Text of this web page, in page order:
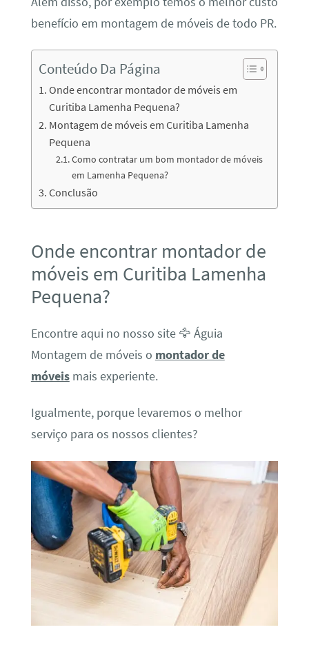
benefício em montagem de móveis de todo PR.
Conteúdo Da Página
Onde encontrar montador de móveis em
Curitiba Lamenha Pequena?
Montagem de móveis em Curitiba Lamenha
Pequena
Como contratar um bom montador de móveis
em Lamenha Pequena?
Conclusão
Onde encontrar montador de
móveis em Curitiba Lamenha
Pequena?
Encontre aqui no nosso site 🦅 Águia
Montagem de móveis o montador de
móveismais experiente.
Igualmente, porque levaremos o melhor
serviço para os nossos clientes?